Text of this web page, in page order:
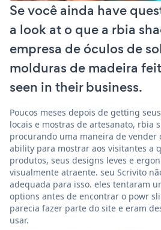
Se você ainda have
a look at o que a rbia
empresa de óculos de
molduras de madeira
seen in their business.
Poucos meses depois de getting
locais e mostras de artesanato, rbia
procurando uma maneira de
ability para mostrar aos visitantes a
produtos, seus designs leves e
visualmente atraente. seu Scrivito
adequada para isso. eles tentaram
options antes de encontrar o powr
parecia fazer parte do site e eram
usar.